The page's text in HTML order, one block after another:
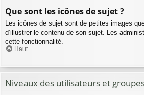
Que sont les icônes de sujet ?
Les icônes de sujet sont de petites images
d’illustrer le contenu de son sujet. Les
cette fonctionnalité.
Haut
Niveaux des utilisateurs et